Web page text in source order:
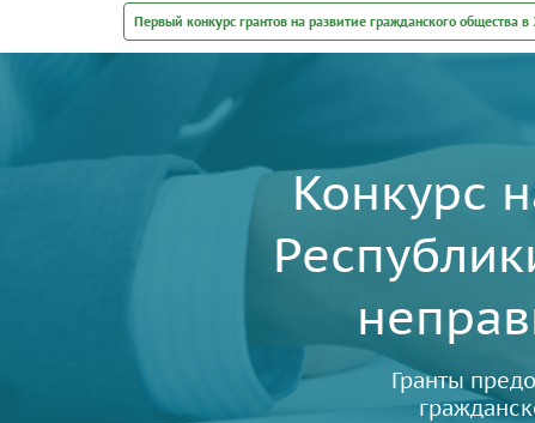
Первый конкурс грантов на развитие гражданского общества
Конкурс
Гранты